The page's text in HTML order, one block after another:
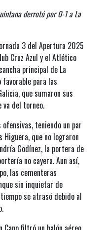
derrotó por 0-1 a La
3 del Apertura 2025
Cruz Azul y el Atlético
principal de La
para las
que sumaron sus
va del torneo.
teniendo un par
Higuera, que no lograron
Godínez, la portera de
no cayera. Aun así,
las cementeras
sin inquietar de
se atrasó debido al